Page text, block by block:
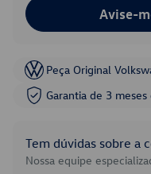
Avise-
Peça Original
Garantia de 3
Tem dúvidas sobre a
Nossa equipe